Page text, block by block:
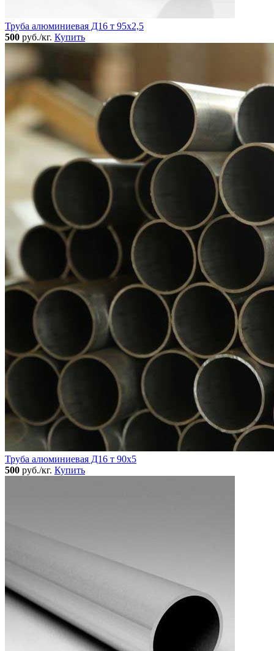
Труба алюминиевая Д16 т 95х2,5
500 руб./кг. Купить
Труба алюминиевая Д16 т 90х5
500 руб./кг. Купить